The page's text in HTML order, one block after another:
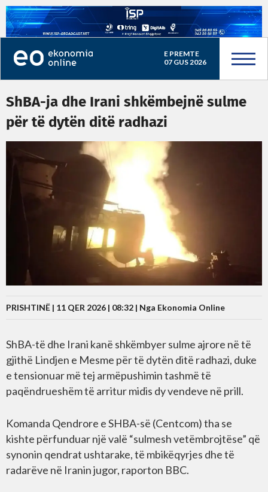
E PREMTE
07 GUS 2026
ShBA-ja dhe Irani shkëmbejnë sulme
për të dytën ditë radhazi
PRISHTINË | 11 QER 2026 | 08:32 | Nga Ekonomia Online
ShBA-të dhe Irani kanë shkëmbyer sulme ajrore në të
gjithë Lindjen e Mesme për të dytën ditë radhazi, duke
e tensionuar më tej armëpushimin tashmë të
paqëndrueshëm të arritur midis dy vendeve në prill.
Komanda Qendrore e SHBA-së (Centcom) tha se
kishte përfunduar një valë “sulmesh vetëmbrojtëse” që
synonin qendrat ushtarake, të mbikëqyrjes dhe të
radarëve në Iranin jugor, raporton BBC.